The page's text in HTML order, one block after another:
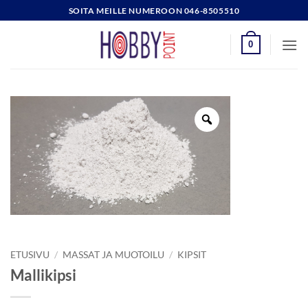
to
SOITA MEILLE NUMEROON 046-8505510
0
ETUSIVU / MASSAT JA MUOTOILU / KIPSIT
Mallikipsi